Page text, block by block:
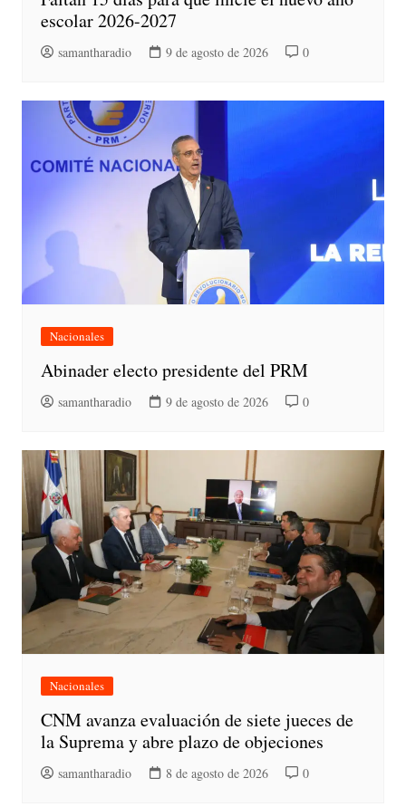
escolar 2026-2027
samantharadio 9 de agosto de 2026 0
Nacionales
Abinader electo presidente del PRM
samantharadio 9 de agosto de 2026 0
Nacionales
CNM avanza evaluación de siete jueces de
la Suprema y abre plazo de objeciones
samantharadio 8 de agosto de 2026 0